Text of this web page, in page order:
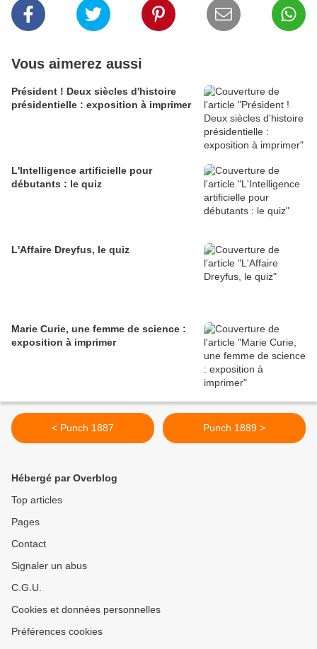
Vous aimerez aussi
Président ! Deux siècles d'histoire
présidentielle : exposition à imprimer
L'Intelligence artificielle pour
débutants : le quiz
L'Affaire Dreyfus, le quiz
Marie Curie, une femme de science :
exposition à imprimer
< Punch 1887 Punch 1889 >
Hébergé par Overblog
Top articles
Pages
Contact
Signaler un abus
C.G.U.
Cookies et données personnelles
Préférences cookies